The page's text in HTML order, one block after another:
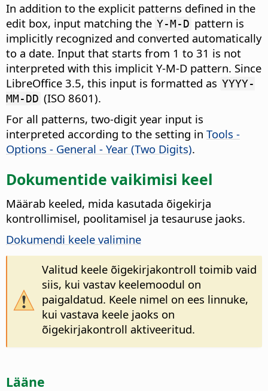
In addition to the explicit patterns defined in the
edit box, input matching the Y-M-D pattern is
implicitly recognized and converted automatically
to a date. Input that starts from 1 to 31 is not
interpreted with this implicit Y-M-D pattern. Since
LibreOffice 3.5, this input is formatted as YYYY-
MM-DD (ISO 8601).
For all patterns, two-digit year input is
interpreted according to the setting in Tools -
Options - General - Year (Two Digits).
Dokumentide vaikimisi keel
Määrab keeled, mida kasutada õigekirja
kontrollimisel, poolitamisel ja tesauruse jaoks.
Dokumendi keele valimine
Valitud keele õigekirjakontroll toimib vaid
siis, kui vastav keelemoodul on
paigaldatud. Keele nimel on ees linnuke,
kui vastava keele jaoks on
õigekirjakontroll aktiveeritud.
Lääne